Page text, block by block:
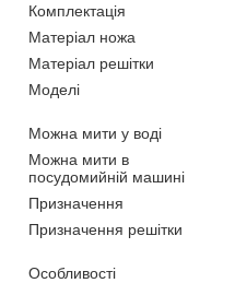
Комплектація
Матеріал ножа
Матеріал решітки
Моделі
Можна мити у воді
Можна мити в
посудомийній машині
Призначення
Призначення решітки
Особливості